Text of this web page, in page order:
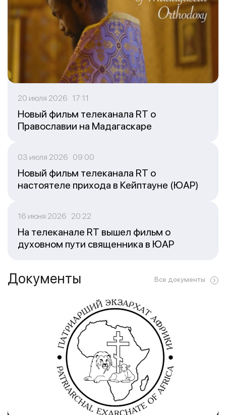
20 июля 2026 17:11
Новый фильм телеканала RT о
Православии на Мадагаскаре
03 июля 2026 09:00
Новый фильм телеканала RT о
настоятеле прихода в Кейптауне (ЮАР)
16 июня 2026 20:22
На телеканале RT вышел фильм о
духовном пути священника в ЮАР
Документы Все документы